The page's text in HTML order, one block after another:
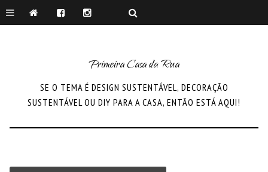
Primeira Casa da Rua
SE O TEMA É DESIGN SUSTENTÁVEL, DECORAÇÃO
SUSTENTÁVEL OU DIY PARA A CASA, ENTÃO ESTÁ AQUI!